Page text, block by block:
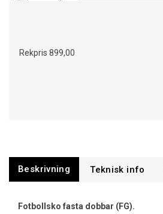
Rekpris 899,00
Beskrivning
Fotbollsko fasta dobbar (FG).